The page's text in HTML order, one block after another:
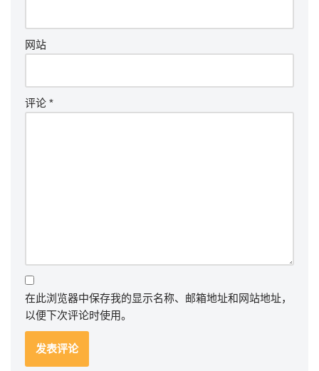
网站
评论 *
在此浏览器中保存我的显示名称、邮箱地址和网站地址，
以便下次评论时使用。